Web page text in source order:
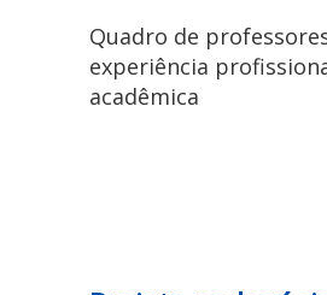
Quadro de
experiência
acadêmica